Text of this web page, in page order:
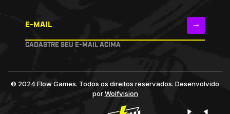
E-MAIL
CADASTRE SEU E-MAIL ACIMA
© 2024 Flow Games. Todos os direitos reservados. Desenvolvido
porWolfvision